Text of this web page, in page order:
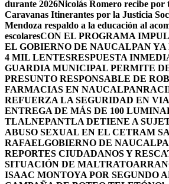
durante 2026Nicolás Romero recibe por
Caravanas Itinerantes por la Justicia
Mendoza respaldo a la educación al
escolaresCON EL PROGRAMA
EL GOBIERNO DE NAUCALPAN YA
4 MIL LENTESRESPUESTA
GUARDIA MUNICIPAL PERMITE
PRESUNTO RESPONSABLE DE
FARMACIAS EN NAUCALPAN
REFUERZA LA SEGURIDAD EN
ENTREGA DE MÁS DE 100
TLALNEPANTLA DETIENE A
ABUSO SEXUAL EN EL CETRAM
RAFAELGOBIERNO DE
REPORTES CIUDADANOS Y
SITUACIÓN DE MALTRATO
ISAAC MONTOYA POR SEGUNDO